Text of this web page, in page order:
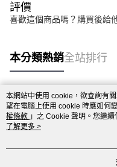
評價
喜歡這個商品嗎？購買後給
本分類熱銷全站排行
熱門標籤
本網站中使用 cookie，欲查詢有
望在電腦上使用 cookie 時應如何
權條款 」之 Cookie 聲明。您繼
用條款之 Cookie 聲明使用 cookie。
了解更多 >